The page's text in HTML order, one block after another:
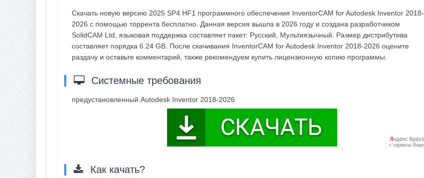
Скачать новую версию 2025 SP4 HF1 программного обеспечения InventorCAM for Autodesk Inventor 2018-
2026 с помощью торрента бесплатно. Данная версия вышла в 2026 году и создана разработчиком
SolidCAM Ltd, языковая поддержка составляет пакет: Русский, Мультиязычный. Размер дистрибутива
составляет порядка 6.24 GB. После скачивания InventorCAM for Autodesk Inventor 2018-2026 оцените
раздачу и оставьте комментарий, также рекомендуем купить лицензионную копию программы.
Системные требования
предустановленный Autodesk Inventor 2018-2026
Как качать?